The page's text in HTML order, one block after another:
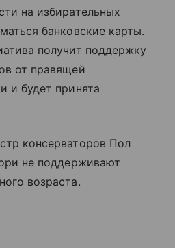
на избирательных
банковские карты.
получит поддержку
от правящей
и будет принята
консерваторов Пол
не поддерживают
возраста.